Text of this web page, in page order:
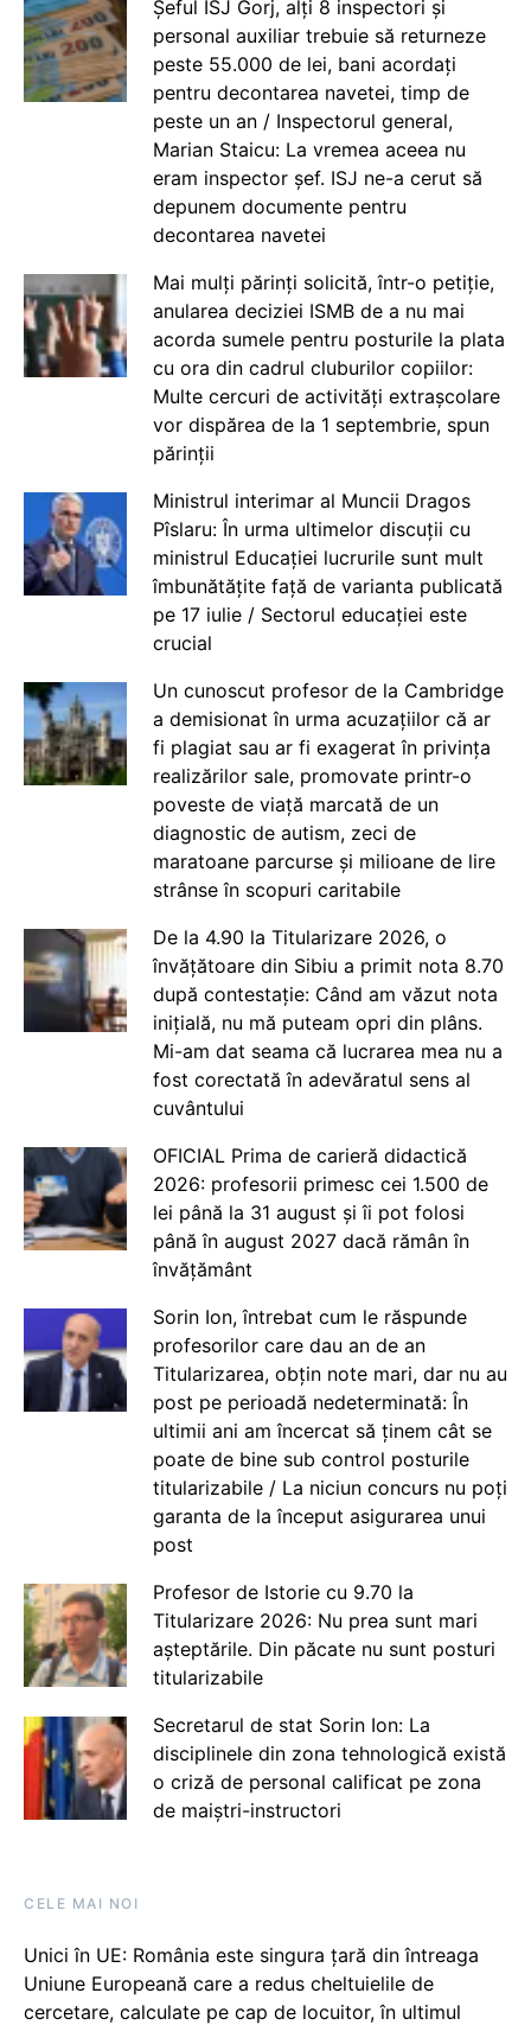
Șeful ISJ Gorj, alți 8 inspectori și
personal auxiliar trebuie să returneze
peste 55.000 de lei, bani acordați
pentru decontarea navetei, timp de
peste un an / Inspectorul general,
Marian Staicu: La vremea aceea nu
eram inspector șef. ISJ ne-a cerut să
depunem documente pentru
decontarea navetei
Mai mulți părinți solicită, într-o petiție,
anularea deciziei ISMB de a nu mai
acorda sumele pentru posturile la plata
cu ora din cadrul cluburilor copiilor:
Multe cercuri de activități extrașcolare
vor dispărea de la 1 septembrie, spun
părinții
Ministrul interimar al Muncii Dragos
Pîslaru: În urma ultimelor discuții cu
ministrul Educației lucrurile sunt mult
îmbunătățite față de varianta publicată
pe 17 iulie / Sectorul educației este
crucial
Un cunoscut profesor de la Cambridge
a demisionat în urma acuzațiilor că ar
fi plagiat sau ar fi exagerat în privința
realizărilor sale, promovate printr-o
poveste de viață marcată de un
diagnostic de autism, zeci de
maratoane parcurse și milioane de lire
strânse în scopuri caritabile
De la 4.90 la Titularizare 2026, o
învățătoare din Sibiu a primit nota 8.70
după contestație: Când am văzut nota
inițială, nu mă puteam opri din plâns.
Mi-am dat seama că lucrarea mea nu a
fost corectată în adevăratul sens al
cuvântului
OFICIAL Prima de carieră didactică
2026: profesorii primesc cei 1.500 de
lei până la 31 august și îi pot folosi
până în august 2027 dacă rămân în
învățământ
Sorin Ion, întrebat cum le răspunde
profesorilor care dau an de an
Titularizarea, obțin note mari, dar nu au
post pe perioadă nedeterminată: În
ultimii ani am încercat să ținem cât se
poate de bine sub control posturile
titularizabile / La niciun concurs nu poți
garanta de la început asigurarea unui
post
Profesor de Istorie cu 9.70 la
Titularizare 2026: Nu prea sunt mari
așteptările. Din păcate nu sunt posturi
titularizabile
Secretarul de stat Sorin Ion: La
disciplinele din zona tehnologică există
o criză de personal calificat pe zona
de maiștri-instructori
CELE MAI NOI
Unici în UE: România este singura țară din întreaga
Uniune Europeană care a redus cheltuielile de
cercetare, calculate pe cap de locuitor, în ultimul